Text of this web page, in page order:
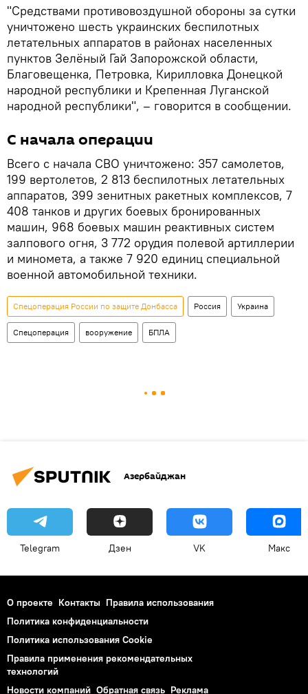
"Средствами противовоздушной обороны за сутки
уничтожено шесть украинских беспилотных
летательных аппаратов в районах населенных
пунктов Зелёный Гай Запорожской области,
Благовещенка, Петровка, Кирилловка Донецкой
народной республики и Крепенная Луганской
народной республики", – говорится в сообщении.
С начала операции
Всего с начала СВО уничтожено: 357 самолетов,
199 вертолетов, 2 813 беспилотных летательных
аппаратов, 399 зенитных ракетных комплексов, 7
408 танков и других боевых бронированных
машин, 968 боевых машин реактивных систем
залпового огня, 3 772 орудия полевой артиллерии
и миномета, а также 7 920 единиц специальной
военной автомобильной техники.
Спецоперация России по защите Донбасса Россия Украина
Спецоперация вооружение БПЛА
Азербайджан
Telegram Дзен VK Макс
О проекте Контакты Правила использования
Политика конфиденциальности
Политика использования Cookie
Правила применения рекомендательных
технологий
Новости компаний Обратная связь Реклама